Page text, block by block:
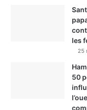
les
25
50